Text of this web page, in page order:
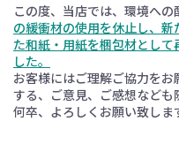
この度、当店では、環境への
の緩衝材の使用を休止し、
た和紙・用紙を梱包材とし
した。
お客様にはご理解ご協力を
する、ご意見、ご感想なども
何卒、よろしくお願い致しま